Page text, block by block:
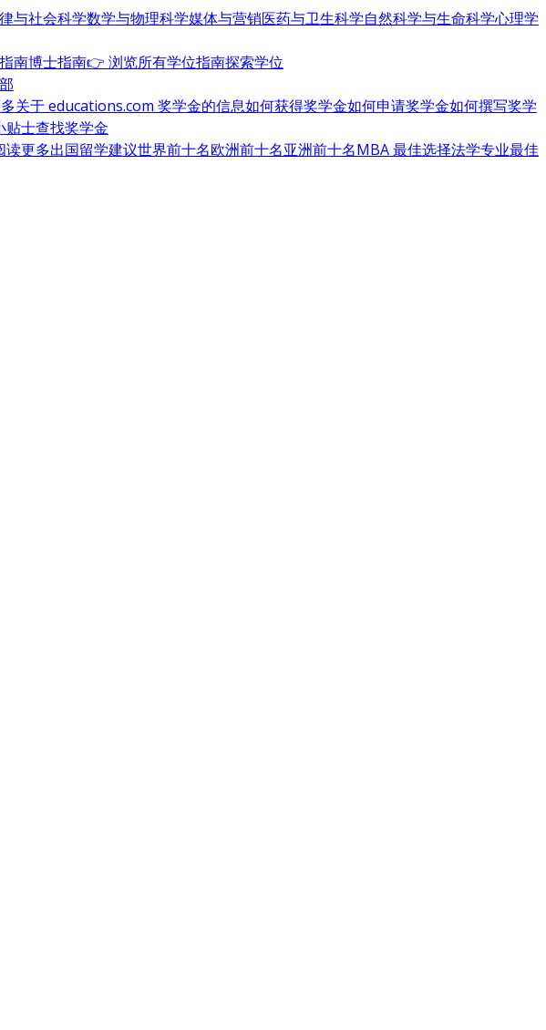
与社会科学数学与物理科学媒体与营销医药与卫生科学自然科学与生命科学心理学
南博士指南👉 浏览所有学位指南探索学位
关于 educations.com 奖学金的信息如何获得奖学金如何申请奖学金如何撰写奖学
贴士查找奖学金
更多出国留学建议世界前十名欧洲前十名亚洲前十名MBA 最佳选择法学专业最佳